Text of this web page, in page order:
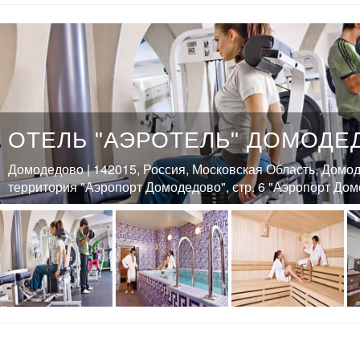
ОТЕЛЬ "АЭРОТЕЛЬ"
Домодедово | 142015, Россия, Московская Область,
территория "Аэропорт Домодедово", стр. 6 "Аэропорт